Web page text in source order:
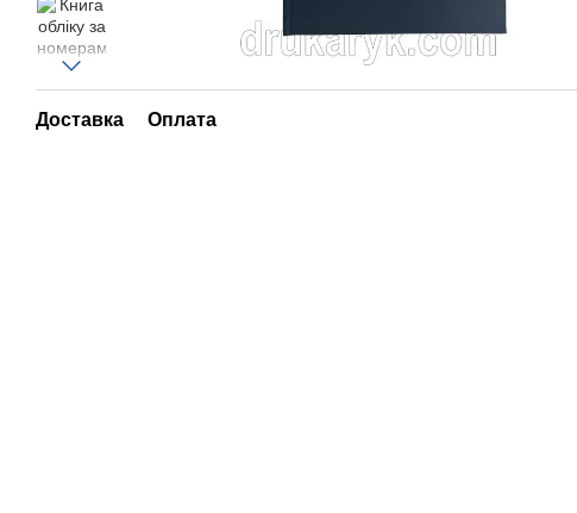
Доставка Оплата